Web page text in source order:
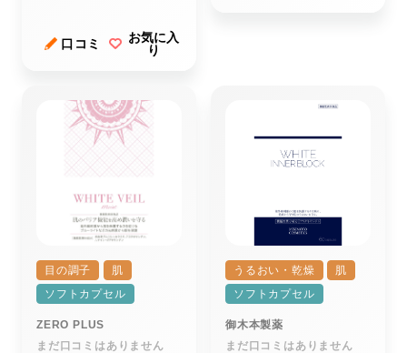
口コミ
お気に入
り
目の調子
肌
ソフトカプセル
ZERO PLUS
まだ口コミはありません
うるおい・乾燥
肌
ソフトカプセル
御木本製薬
まだ口コミはありません